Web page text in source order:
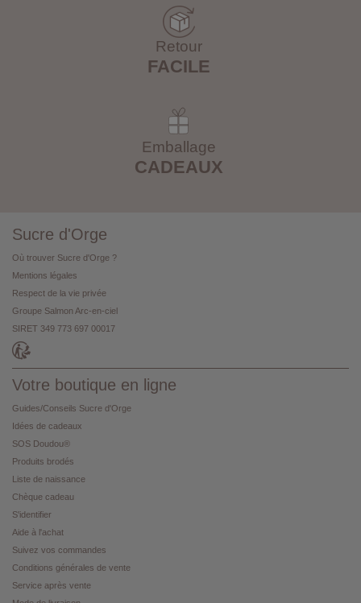
Retour
FACILE
Emballage
CADEAUX
Sucre d'Orge
Où trouver Sucre d'Orge ?
Mentions légales
Respect de la vie privée
Groupe Salmon Arc-en-ciel
SIRET 349 773 697 00017
Votre boutique en ligne
Guides/Conseils Sucre d'Orge
Idées de cadeaux
SOS Doudou®
Produits brodés
Liste de naissance
Chèque cadeau
S'identifier
Aide à l'achat
Suivez vos commandes
Conditions générales de vente
Service après vente